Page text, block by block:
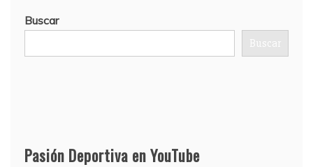
Buscar
Buscar
Pasión Deportiva en YouTube